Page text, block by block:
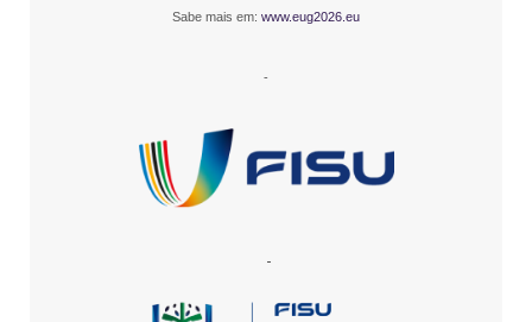
Sabe mais em: www.eug2026.eu
-
-